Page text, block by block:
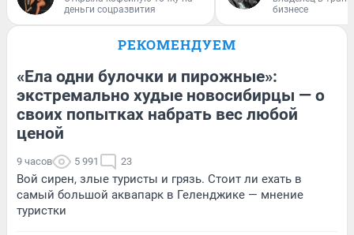
деньги соцразвития
бизнесе
РЕКОМЕНДУЕМ
«Ела одни булочки и пирожные»:
экстремально худые новосибирцы — о
своих попытках набрать вес любой
ценой
9 часов 5 991 23
Вой сирен, злые туристы и грязь. Стоит ли ехать в
самый большой аквапарк в Геленджике — мнение
туристки